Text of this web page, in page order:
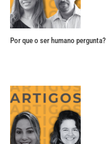
Por que o ser humano pergunta?